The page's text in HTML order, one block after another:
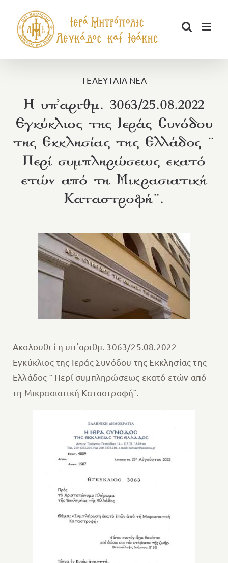
περιεχόμενο
ΤΕΛΕΥΤΑΙΑ ΝΕΑ
Η υπ᾽αριθμ. 3063/25.08.2022
Εγκύκλιος της Ιεράς Συνόδου
της Εκκλησίας της Ελλάδος ¨
Περί συμπληρώσεως εκατό
ετών από τη Μικρασιατική
Καταστροφή¨.
Ακολουθεί η υπ᾽αριθμ. 3063/25.08.2022
Εγκύκλιος της Ιεράς Συνόδου της Εκκλησίας της
Ελλάδος ¨ Περί συμπληρώσεως εκατό ετών από
τη Μικρασιατική Καταστροφή¨.